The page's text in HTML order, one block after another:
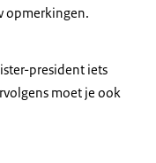
opmerkingen.
president iets
moet je ook